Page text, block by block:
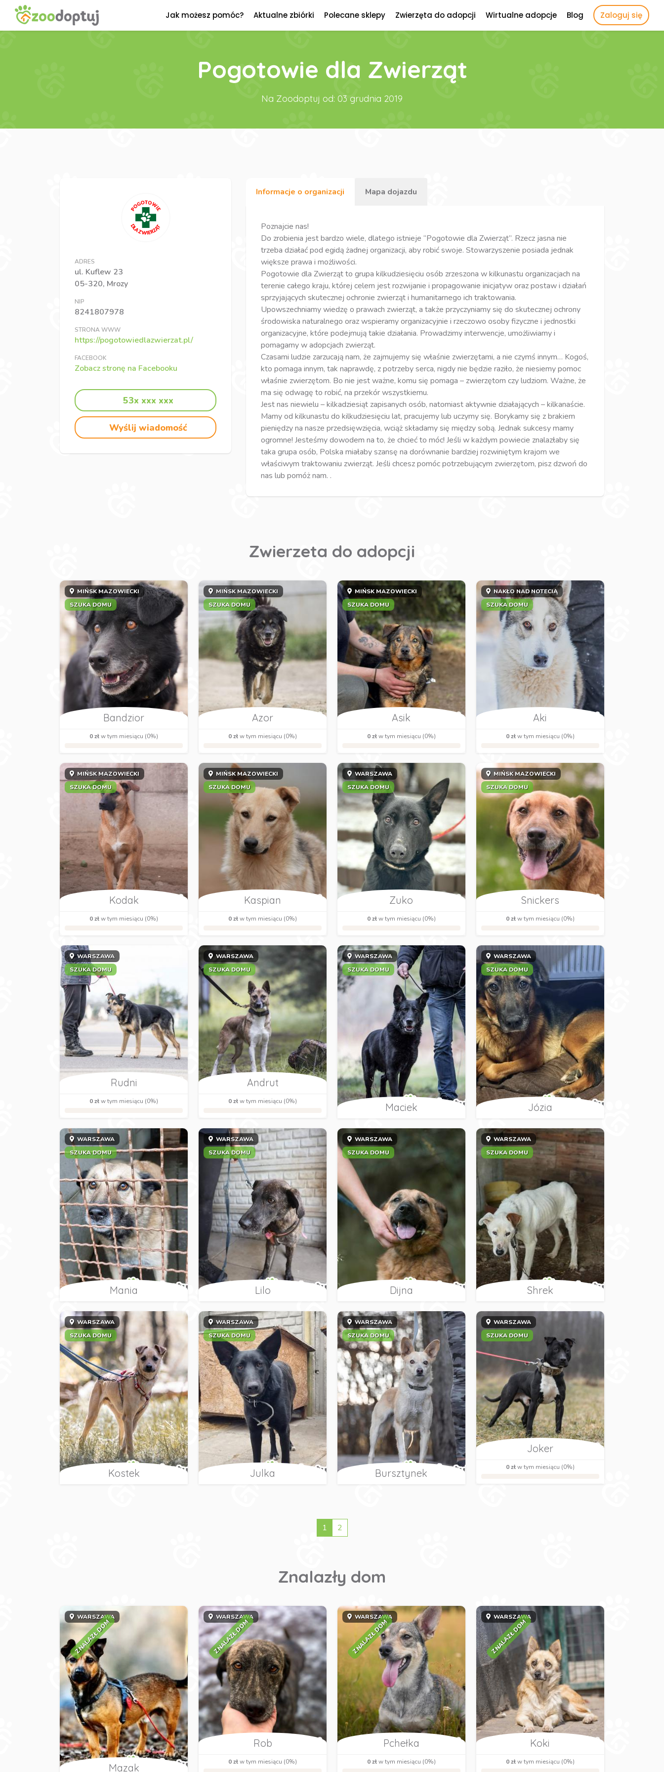
Jak możesz pomóc? Aktualne zbiórki Polecane sklepy Zwierzęta do adopcji Wirtualne adopcje Blog Zaloguj się
Pogotowie dla Zwierząt
Na Zoodoptuj od: 03 grudnia 2019
ADRES
ul. Kuflew 23
05-320, Mrozy
NIP
8241807978
STRONA WWW
https://pogotowiedlazwierzat.pl/
FACEBOOK
Zobacz stronę na Facebooku
53x xxx xxx
Wyślij wiadomość
Informacje o organizacji Mapa dojazdu
Poznajcie nas!
Do zrobienia jest bardzo wiele, dlatego istnieje “Pogotowie dla Zwierząt”. Rzecz jasna nie
trzeba działać pod egidą żadnej organizacji, aby robić swoje. Stowarzyszenie posiada jednak
większe prawa i możliwości.
Pogotowie dla Zwierząt to grupa kilkudziesięciu osób zrzeszona w kilkunastu organizacjach na
terenie całego kraju, której celem jest rozwijanie i propagowanie inicjatyw oraz postaw i działań
sprzyjających skutecznej ochronie zwierząt i humanitarnego ich traktowania.
Upowszechniamy wiedzę o prawach zwierząt, a także przyczyniamy się do skutecznej ochrony
środowiska naturalnego oraz wspieramy organizacyjnie i rzeczowo osoby fizyczne i jednostki
organizacyjne, które podejmują takie działania. Prowadzimy interwencje, umożliwiamy i
pomagamy w adopcjach zwierząt.
Czasami ludzie zarzucają nam, że zajmujemy się właśnie zwierzętami, a nie czymś innym… Kogoś,
kto pomaga innym, tak naprawdę, z potrzeby serca, nigdy nie będzie raziło, że niesiemy pomoc
właśnie zwierzętom. Bo nie jest ważne, komu się pomaga – zwierzętom czy ludziom. Ważne, że
ma się odwagę to robić, na przekór wszystkiemu.
Jest nas niewielu – kilkadziesiąt zapisanych osób, natomiast aktywnie działających – kilkanaście.
Mamy od kilkunastu do kilkudziesięciu lat, pracujemy lub uczymy się. Borykamy się z brakiem
pieniędzy na nasze przedsięwzięcia, wciąż składamy się między sobą. Jednak sukcesy mamy
ogromne! Jesteśmy dowodem na to, że chcieć to móc! Jeśli w każdym powiecie znalazłaby się
taka grupa osób, Polska miałaby szansę na dorównanie bardziej rozwiniętym krajom we
właściwym traktowaniu zwierząt. Jeśli chcesz pomóc potrzebującym zwierzętom, pisz dzwoń do
nas lub pomóż nam. .
Zwierzeta do adopcji
MIŃSK MAZOWIECKI
SZUKA DOMU
Bandzior
0 złw tym miesiącu (0%)
MIŃSK MAZOWIECKI
SZUKA DOMU
Azor
0 złw tym miesiącu (0%)
MIŃSK MAZOWIECKI
SZUKA DOMU
Asik
0 złw tym miesiącu (0%)
NAKŁO NAD NOTECIĄ
SZUKA DOMU
Aki
0 złw tym miesiącu (0%)
MIŃSK MAZOWIECKI
SZUKA DOMU
Kodak
0 złw tym miesiącu (0%)
MIŃSK MAZOWIECKI
SZUKA DOMU
Kaspian
0 złw tym miesiącu (0%)
WARSZAWA
SZUKA DOMU
Zuko
0 złw tym miesiącu (0%)
MIŃSK MAZOWIECKI
SZUKA DOMU
Snickers
0 złw tym miesiącu (0%)
WARSZAWA
SZUKA DOMU
Rudni
0 złw tym miesiącu (0%)
WARSZAWA
SZUKA DOMU
Andrut
0 złw tym miesiącu (0%)
WARSZAWA
SZUKA DOMU
Maciek
WARSZAWA
SZUKA DOMU
Józia
WARSZAWA
SZUKA DOMU
Mania
WARSZAWA
SZUKA DOMU
Lilo
WARSZAWA
SZUKA DOMU
Dijna
WARSZAWA
SZUKA DOMU
Shrek
WARSZAWA
SZUKA DOMU
Kostek
WARSZAWA
SZUKA DOMU
Julka
WARSZAWA
SZUKA DOMU
Bursztynek
WARSZAWA
SZUKA DOMU
Joker
0 złw tym miesiącu (0%)
1 2
Znalazły dom
WARSZAWA
ZNALAZŁ DOM
Mazak
WARSZAWA
ZNALAZŁ DOM
Rob
0 złw tym miesiącu (0%)
WARSZAWA
ZNALAZŁ DOM
Pchełka
0 złw tym miesiącu (0%)
WARSZAWA
ZNALAZŁ DOM
Koki
0 złw tym miesiącu (0%)